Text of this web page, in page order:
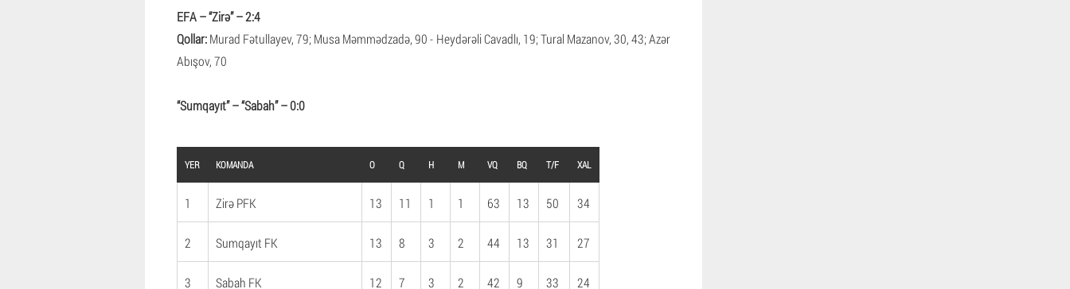
EFA – “Zirə” – 2:4
Qollar:Murad Fətullayev, 79; Musa Məmmədzadə, 90 - Heydərəli Cavadlı, 19; Tural Mazanov, 30, 43; Azər
Abışov, 70
“Sumqayıt” – “Sabah” – 0:0
YER KOMANDA O Q H M VQ BQ T/F XAL
1 Zirə PFK 13 11 1 1 63 13 50 34
2 Sumqayıt FK 13 8 3 2 44 13 31 27
3 Sabah FK 12 7 3 2 42 9 33 24